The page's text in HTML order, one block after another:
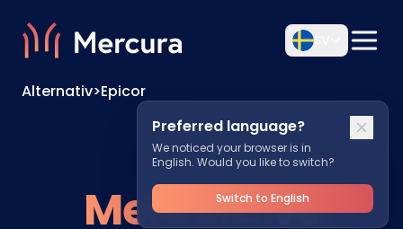
Preferred language?
We noticed your browser is in
English. Would you like to switch?
Switch to English
Alternativ>Epicor
Mercuravs